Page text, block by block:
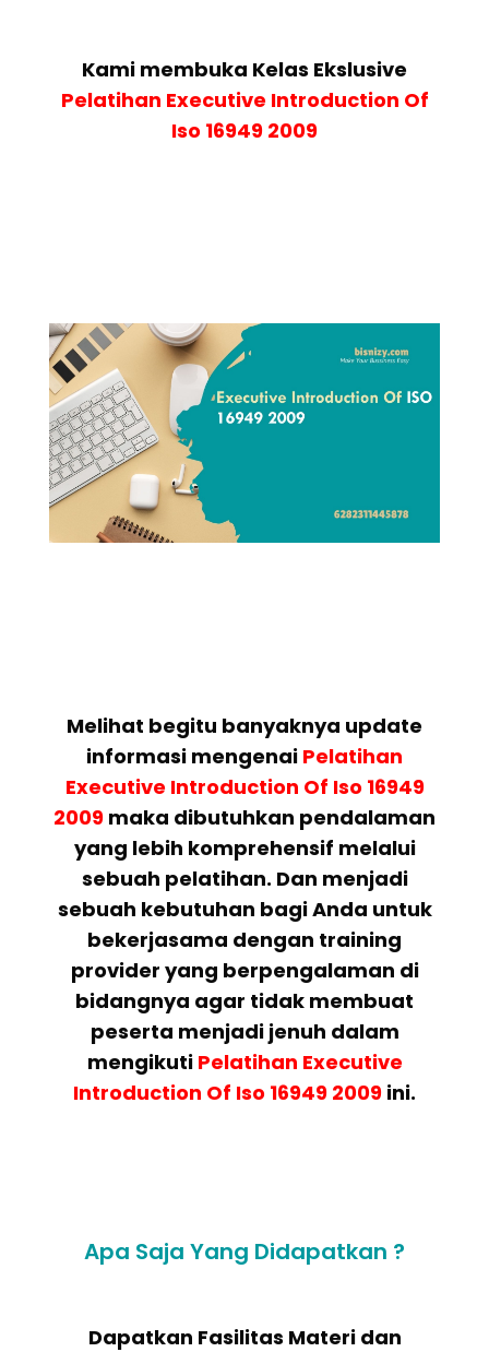
Kami membuka Kelas Ekslusive
Pelatihan Executive Introduction Of
Iso 16949 2009
Melihat begitu banyaknya update
informasi mengenai Pelatihan
Executive Introduction Of Iso 16949
2009 maka dibutuhkan pendalaman
yang lebih komprehensif melalui
sebuah pelatihan. Dan menjadi
sebuah kebutuhan bagi Anda untuk
bekerjasama dengan training
provider yang berpengalaman di
bidangnya agar tidak membuat
peserta menjadi jenuh dalam
mengikuti Pelatihan Executive
Introduction Of Iso 16949 2009 ini.
Apa Saja Yang Didapatkan ?
Dapatkan Fasilitas Materi dan